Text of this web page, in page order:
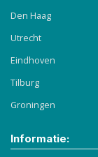
Den Haag
Utrecht
Eindhoven
Tilburg
Groningen
Informatie: